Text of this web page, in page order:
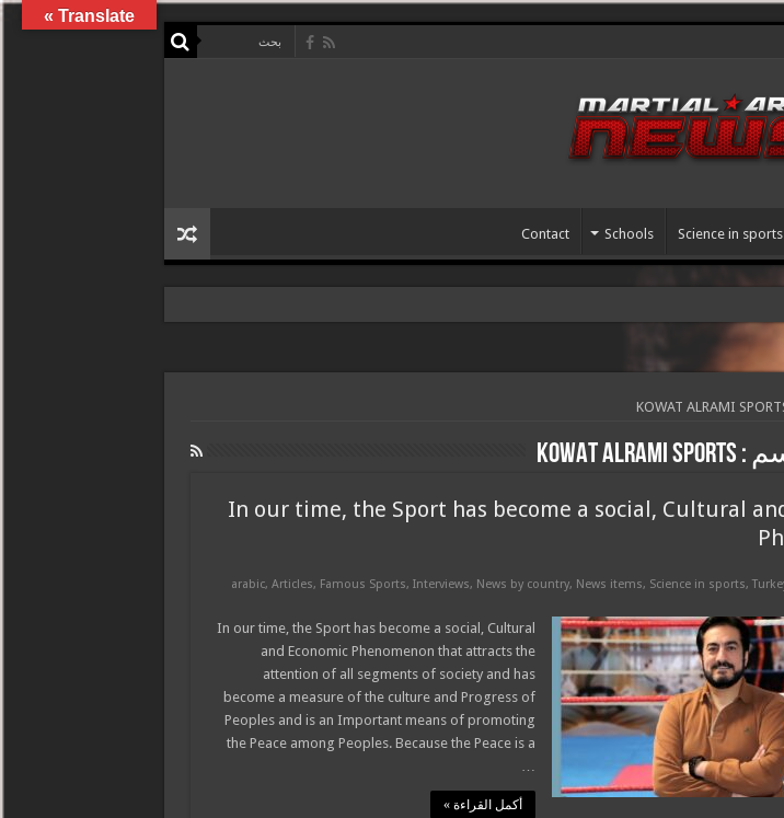
Science in sports
Schools
Contact
KOWAT ALRAMI
:
KOWAT ALRAMI SPORTS
In our time, the Sport has become a social, Cultural
arabic, Articles, Famous Sports, Interviews, News by country, News items, Science in sports,
In our time, the Sport has become a social, Cultural
and Economic Phenomenon that attracts the
attention of all segments of society and has
become a measure of the culture and Progress of
Peoples and is an Important means of promoting
the Peace among Peoples. Because the Peace is a
أكمل القراءة »
Translate »